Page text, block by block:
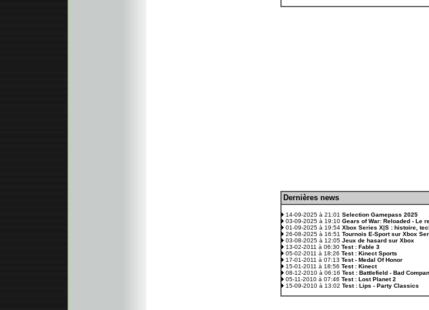
Dernières news
14-09-2025 à 21:01 Selection Gamepass 2025
03-09-2025 à 19:10 Gears of War: Reloaded - Le
01-09-2025 à 19:54 Xbox Series X|S : histoire,
26-08-2025 à 16:51 Tournois E-Sport sur Xbox
03-08-2025 à 12:05 Jeux de hasard sur Xbox
13-02-2011 à 06:30 Test : Fable 3
05-02-2011 à 18:26 Test : Kinect Sports
17-01-2011 à 07:13 Test - Medal Of Honor
15-01-2011 à 18:56 Test : Kinect
08-12-2010 à 06:16 Test : Battlefield - Bad
05-11-2010 à 07:46 Test : Lost Planet 2
15-09-2010 à 13:02 Test : Lips - Party Classics